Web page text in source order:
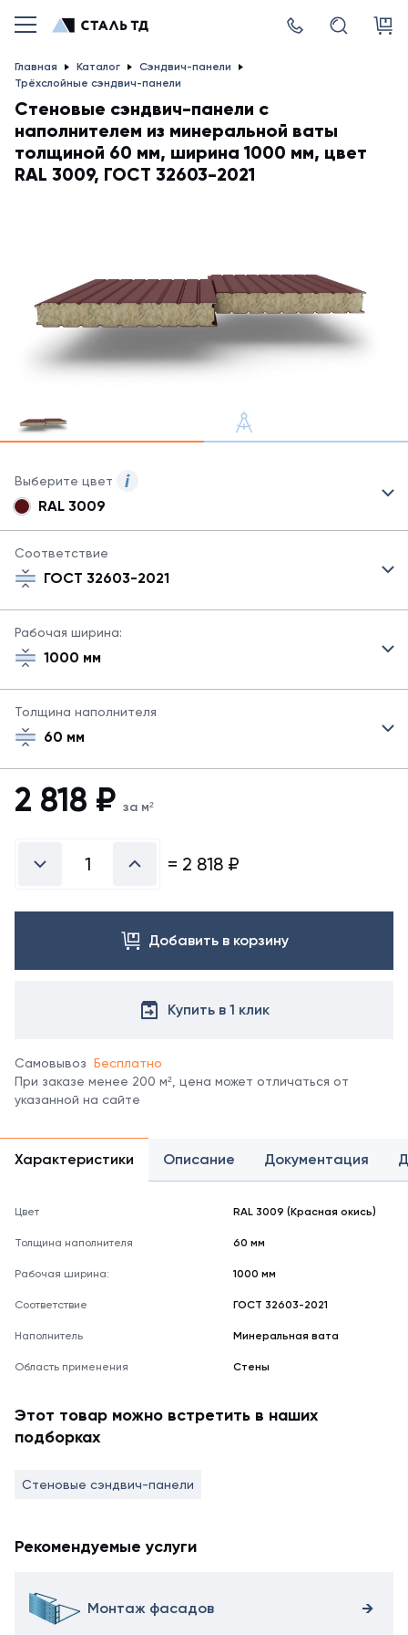
Главная Каталог
Сэндвич-панели
Трёхслойные сэндвич-панели
Стеновые сэндвич-панели с
наполнителем из минеральной ваты
толщиной 60 мм, ширина 1000 мм, цвет
RAL 3009, ГОСТ 32603-2021
Выберите цвет
сэндвич-
быть
все
Для
заказа
свяжитесь
менеджером.
цвета
справочнике
цветов
RAL.
*
цвета
может
не
полностью
оттенку.
RAL 3009
Соответствие
ГОСТ 32603-2021
Рабочая ширина:
1000 мм
Толщина наполнителя
60 мм
2 818 ₽ за м²
= 2 818 ₽
Добавить в корзину
Купить в 1 клик
Самовывоз Бесплатно
При заказе менее 200 м², цена может отличаться от
указанной на сайте
Характеристики Описание Документация
Цвет RAL 3009 (Красная окись)
Толщина наполнителя 60 мм
Рабочая ширина: 1000 мм
Соответствие ГОСТ 32603-2021
Наполнитель Минеральная вата
Область применения Стены
Этот товар можно встретить в наших
подборках
Стеновые сэндвич-панели
Рекомендуемые услуги
Монтаж фасадов